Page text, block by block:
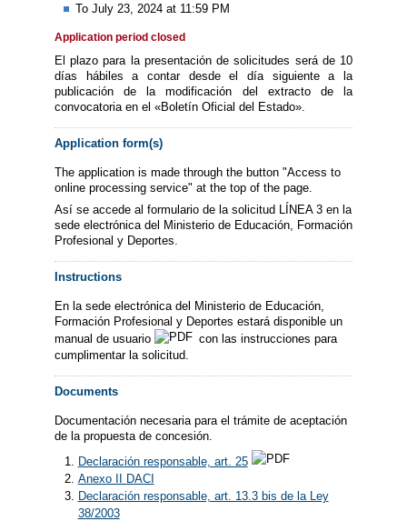
To July 23, 2024 at 11:59 PM
Application period closed
El plazo para la presentación de solicitudes será de 10
días hábiles a contar desde el día siguiente a la
publicación de la modificación del extracto de la
convocatoria en el «Boletín Oficial del Estado».
Application form(s)
The application is made through the button "Access to
online processing service" at the top of the page.
Así se accede al formulario de la solicitud LÍNEA 3 en la
sede electrónica del Ministerio de Educación, Formación
Profesional y Deportes.
Instructions
En la sede electrónica del Ministerio de Educación,
Formación Profesional y Deportes estará disponible un
manual de usuario
con las instrucciones para
cumplimentar la solicitud.
Documents
Documentación necesaria para el trámite de aceptación
de la propuesta de concesión.
Declaración responsable, art. 25
Anexo II DACI
Declaración responsable, art. 13.3 bis de la Ley
38/2003